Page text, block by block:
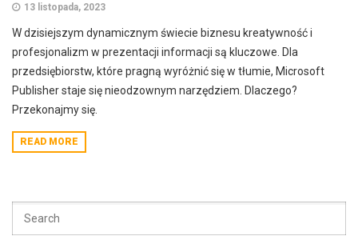
13 listopada, 2023
W dzisiejszym dynamicznym świecie biznesu kreatywność i
profesjonalizm w prezentacji informacji są kluczowe. Dla
przedsiębiorstw, które pragną wyróżnić się w tłumie, Microsoft
Publisher staje się nieodzownym narzędziem. Dlaczego?
Przekonajmy się.
READ MORE